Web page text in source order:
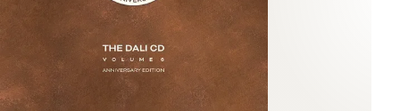
INSPIRATION